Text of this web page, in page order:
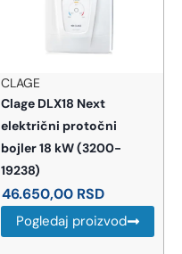
CLAGE
Clage DLX18 Next
električni protočni
bojler 18 kW (3200-
19238)
46.650,00 RSD
Pogledaj proizvod